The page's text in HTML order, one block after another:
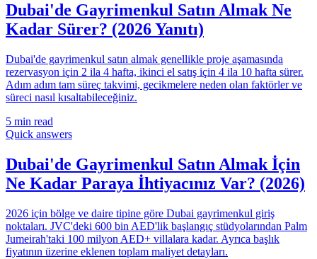
Dubai'de Gayrimenkul Satın Almak Ne
Kadar Sürer? (2026 Yanıtı)
Dubai'de gayrimenkul satın almak genellikle proje aşamasında
rezervasyon için 2 ila 4 hafta, ikinci el satış için 4 ila 10 hafta sürer.
Adım adım tam süreç takvimi, gecikmelere neden olan faktörler ve
süreci nasıl kısaltabileceğiniz.
5 min read
Quick answers
Dubai'de Gayrimenkul Satın Almak İçin
Ne Kadar Paraya İhtiyacınız Var? (2026)
2026 için bölge ve daire tipine göre Dubai gayrimenkul giriş
noktaları. JVC'deki 600 bin AED'lik başlangıç stüdyolarından Palm
Jumeirah'taki 100 milyon AED+ villalara kadar. Ayrıca başlık
fiyatının üzerine eklenen toplam maliyet detayları.